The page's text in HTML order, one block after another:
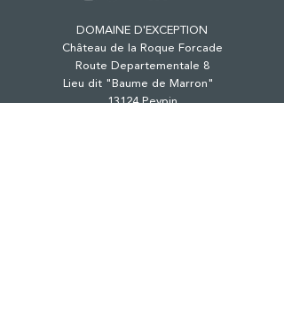
DOMAINE D'EXCEPTION
Château de la Roque Forcade
Route Departementale 8
Lieu dit "Baume de Marron"
13124 Peypin